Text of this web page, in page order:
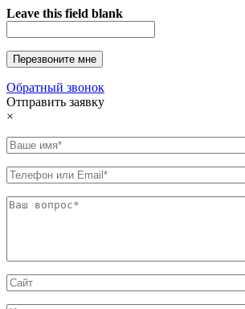
Leave this field blank
Обратный звонок
Отправить заявку
×